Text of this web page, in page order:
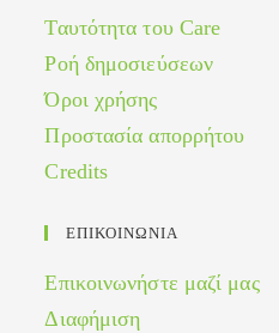
Ταυτότητα του Care
Ροή δημοσιεύσεων
Όροι χρήσης
Προστασία απορρήτου
Credits
ΕΠΙΚΟΙΝΩΝΙΑ
Επικοινωνήστε μαζί μας
Διαφήμιση